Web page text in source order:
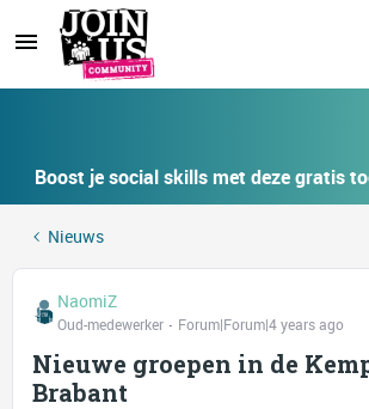
Boost je social skills met deze gratis
Nieuws
NaomiZ
Oud-medewerker Forum|Forum|4 years ago
Nieuwe groepen in de
Brabant